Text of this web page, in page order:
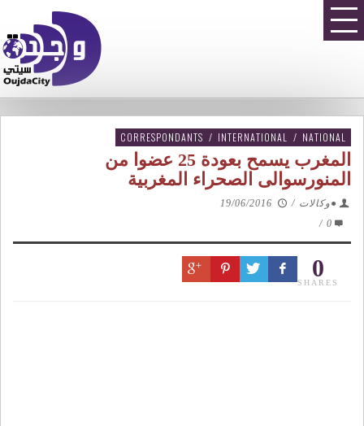
CORRESPONDANTS / INTERNATIONAL / NATIONAL
المغرب يسمح بعودة 25 عضوا من
المنورسوالى الصحراء المغربية
●وكالات /
19/06/2016
0
/
0
SHARES